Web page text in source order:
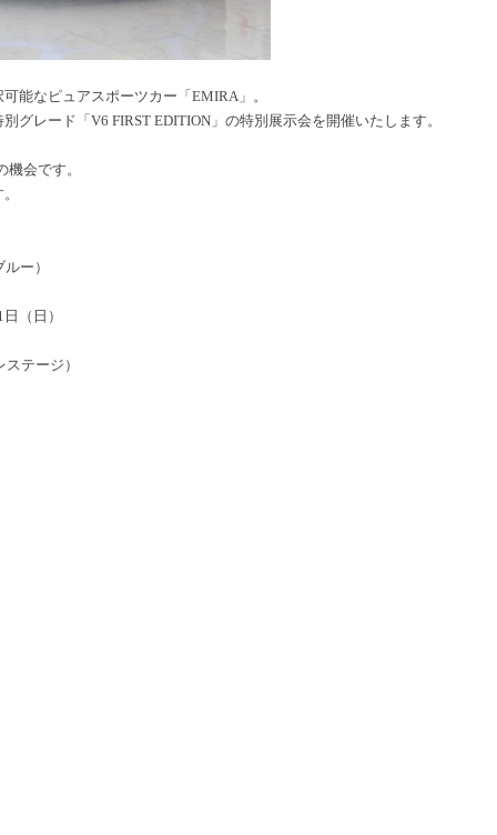
能なピュアスポーツカー「EMIRA」。
グレード「V6 FIRST EDITION」の特別展示会を開催いたします。
会です。
ー）
（日）
テージ）